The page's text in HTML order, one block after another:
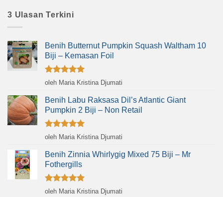
3 Ulasan Terkini
Benih Butternut Pumpkin Squash Waltham 10
Biji – Kemasan Foil
Dinilai5
oleh Maria Kristina Djumati
Benih Labu Raksasa Dil’s Atlantic Giant
Pumpkin 2 Biji – Non Retail
Dinilai5
oleh Maria Kristina Djumati
Benih Zinnia Whirlygig Mixed 75 Biji – Mr
Fothergills
Dinilai5
oleh Maria Kristina Djumati